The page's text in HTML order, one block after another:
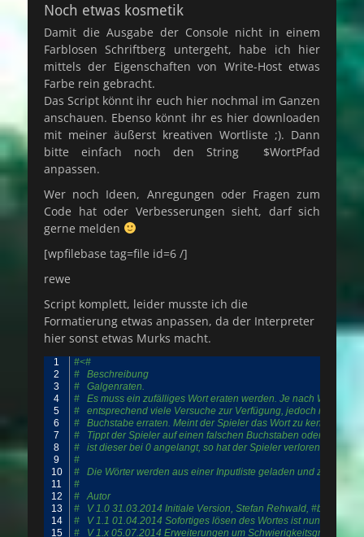
Noch etwas kosmetik
Damit die Ausgabe der Console nicht in einem
Farblosen Schriftberg untergeht, habe ich hier
mittels der Eigenschaften von Write-Host etwas
Farbe rein gebracht.
Das Script könnt ihr euch hier nochmal im Ganzen
anschauen. Ebenso könnt ihr es hier downloaden
mit meiner äußerst kreativen Wortliste ;). Dann
bitte einfach noch den String $WortPfad
anpassen.
Wer noch Ideen, Anregungen oder Fragen zum
Code hat oder Verbesserungen sieht, darf sich
gerne melden
[wpfilebase tag=file id=6 /]
rewe
Script komplett, leider musste ich die
Formatierung etwas anpassen, da der Interpreter
hier sonst etwas Murks macht.
1
2
3
4
5
6
7
8
9
10
11
12
13
14
15
#<#
#   Beschreibung
#   Galgenraten.
#   Es muss ein zufälliges Wort eraten werden. Je nach
#   entsprechend viele Versuche zur Verfügung, jedoch
#   Buchstabe erraten. Meint der Spieler das Wort zu kennen,
#   Tippt der Spieler auf einen falschen Buchstaben oder gibt
#   ist dieser bei 0 angelangt, so hat der Spieler verloren. Einige
#
#   Die Wörter werden aus einer Inputliste geladen und zufällig
#
#   Autor
#   V 1.0 31.03.2014 Initiale Version, Stefan Rehwald,
#   V 1.1 01.04.2014 Sofortiges lösen des Wortes ist nun möglich
#   V 1.x 05.07.2014 Erweiterungen um Schwierigkeitsgrad ?!